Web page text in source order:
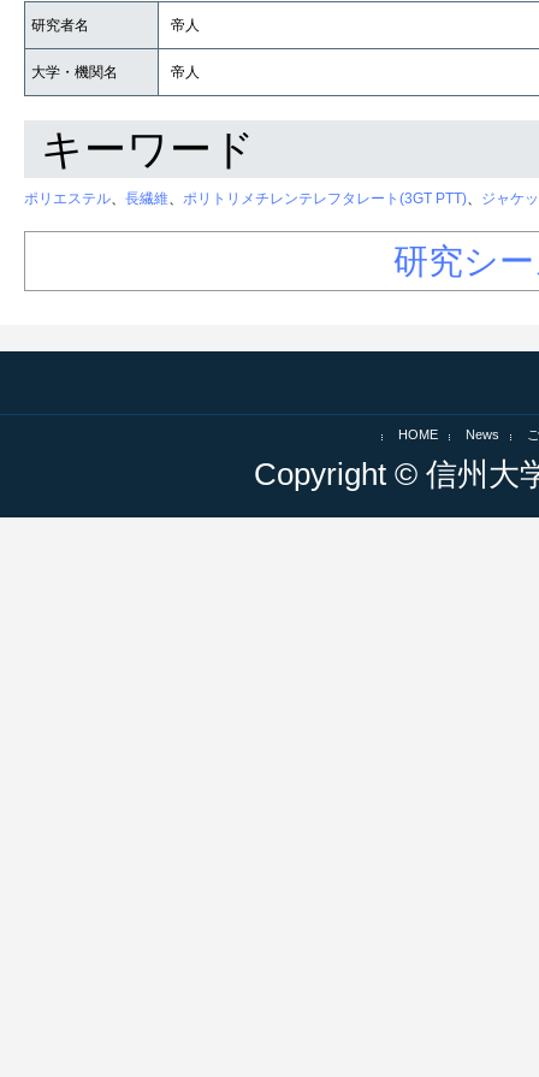
研究者名 帝人
大学・機関名 帝人
キーワード
ポリエステル、 長繊維、 ポリトリメチレンテレフタレート(3GT PTT)、 ジャケ
研究シ
HOME News
Copyright © 信州大